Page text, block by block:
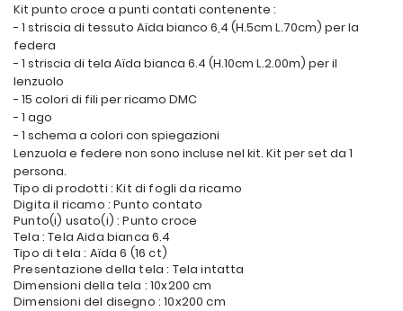
Kit punto croce a punti contati contenente :
- 1 striscia di tessuto Aïda bianco 6,4 (H.5cm L.70cm) per la
federa
- 1 striscia di tela Aïda bianca 6.4 (H.10cm L.2.00m) per il
lenzuolo
- 15 colori di fili per ricamo DMC
- 1 ago
- 1 schema a colori con spiegazioni
Lenzuola e federe non sono incluse nel kit. Kit per set da 1
persona.
Tipo di prodotti : Kit di fogli da ricamo
Digita il ricamo : Punto contato
Punto(i) usato(i) : Punto croce
Tela : Tela Aida bianca 6.4
Tipo di tela : Aïda 6 (16 ct)
Presentazione della tela : Tela intatta
Dimensioni della tela : 10x200 cm
Dimensioni del disegno : 10x200 cm